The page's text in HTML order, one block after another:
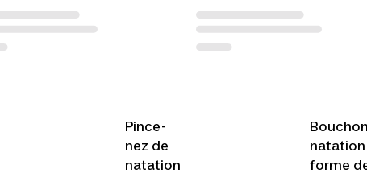
Pince-
nez de
natation
natation
forme